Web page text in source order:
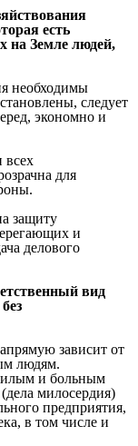
есть
на Земле людей,
необходимы
следует
экономно и
всех
для
защиту
и
делового
вид
зависит от
людям.
и больным
милосердия)
предприятия,
в том числе и